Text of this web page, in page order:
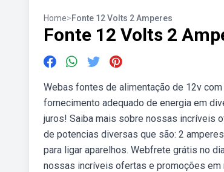
Home>Fonte 12 Volts 2 Amperes
Fonte 12 Volts 2
Webas fontes de alimentação de 12v
fornecimento adequado de energia em
juros! Saiba mais sobre nossas incríveis
de potencias diversas que são: 2
para ligar aparelhos. Webfrete grátis no
nossas incríveis ofertas e promoções